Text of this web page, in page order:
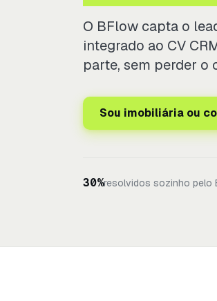
O BFlow capta o
integrado ao CV
parte, sem perder o
Sou imobiliária ou
30%resolvidos sozinho pelo